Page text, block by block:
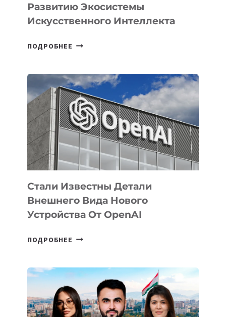
Развитию Экосистемы
Искусственного Интеллекта
ПОДРОБНЕЕ В
ПРИОРИТЕТНЫЕ
ЗАДАЧИ
ПО
РАЗВИТИЮ
ЭКОСИСТЕМЫ
ИСКУССТВЕННОГО
ИНТЕЛЛЕКТА
Стали Известны Детали
Внешнего Вида Нового
Устройства От OpenAI
ПОДРОБНЕЕ СТАЛИ
ВНЕШНЕГО
ВИДА
НОВОГО
УСТРОЙСТВА